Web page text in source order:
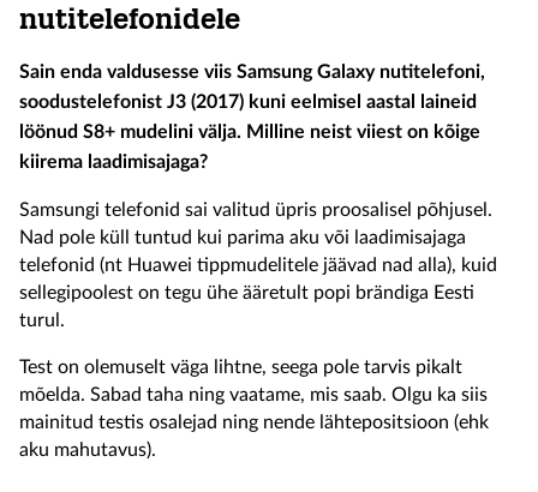
nutitelefonidele
Sain enda valdusesse viis Samsung Galaxy nutitelefoni,
soodustelefonist J3 (2017) kuni eelmisel aastal laineid
löönud S8+ mudelini välja. Milline neist viiest on kõige
kiirema laadimisajaga?
Samsungi telefonid sai valitud üpris proosalisel põhjusel.
Nad pole küll tuntud kui parima aku või laadimisajaga
telefonid (nt Huawei tippmudelitele jäävad nad alla), kuid
sellegipoolest on tegu ühe ääretult popi brändiga Eesti
turul.
Test on olemuselt väga lihtne, seega pole tarvis pikalt
mõelda. Sabad taha ning vaatame, mis saab. Olgu ka siis
mainitud testis osalejad ning nende lähtepositsioon (ehk
aku mahutavus).